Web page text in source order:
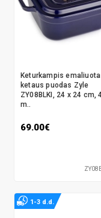
Keturkampis
ketaus puodas Zyle
ZY08BLKI, 24 x 24 cm,
m..
69.00€
1-3 d.d.